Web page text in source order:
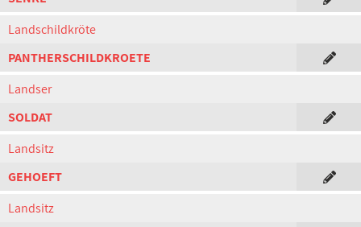
Landschildkröte
PANTHERSCHILDKROETE
Landser
SOLDAT
Landsitz
GEHOEFT
Landsitz